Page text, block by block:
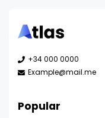
+34 000 0000
Example@mail.me
Popular